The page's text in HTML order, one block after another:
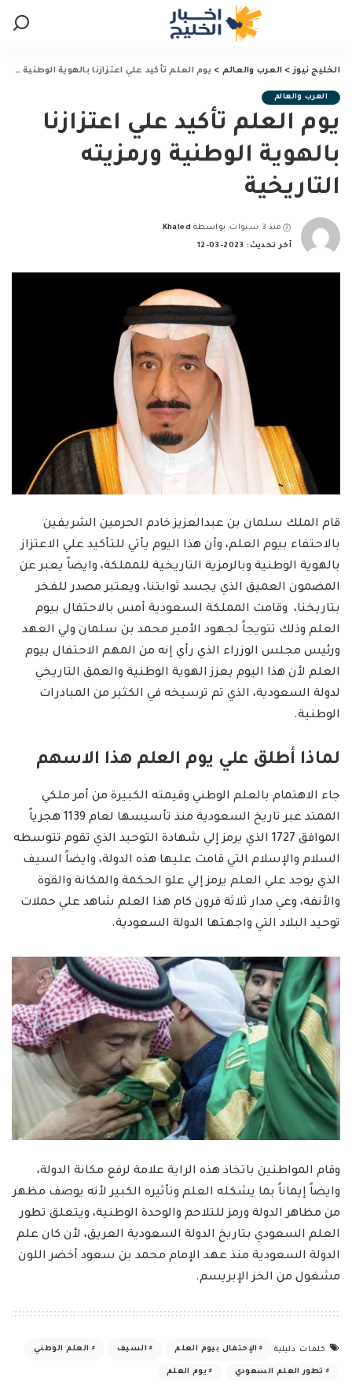
الخليج نيوز> العرب والعالم > يوم العلم تأكيد علي اعتزازنا بالهوية الوطنية ورمزيته التاريخية
العرب والعالم
يوم العلم تأكيد علي اعتزازنا
بالهوية الوطنية ورمزيته
التاريخية
منذ 3 سنوات
Posted
by
بواسطة Khaled
آخر تحديث: 2023-03-12
قام الملك سلمان بن عبدالعزيز خادم الحرمين الشريفين
بالاحتفاء بيوم العلم، وأن هذا اليوم يأتي للتأكيد علي الاعتزاز
بالهوية الوطنية وبالرمزية التاريخية للمملكة، وايضاً يعبر عن
المضمون العميق الذي يجسد ثوابتنا، ويعتبر مصدر للفخر
بتاريخنا، وقامت المملكة السعودية أمس بالاحتفال بيوم
العلم وذلك تتويجاً لجهود الأمير محمد بن سلمان ولي العهد
ورئيس مجلس الوزراء الذي رأي إنه من المهم الاحتفال بيوم
العلم لأن هذا اليوم يعزز الهوية الوطنية والعمق التاريخي
لدولة السعودية، الذي تم ترسيخه في الكثير من المبادرات
الوطنية.
لماذا أطلق علي يوم العلم هذا الاسهم
جاء الاهتمام بالعلم الوطني وقيمته الكبيرة من أمر ملكي
الممتد عبر تاريخ السعودية منذ تأسيسها لعام 1139 هجرياً
الموافق 1727 الذي يرمز إلي شهادة التوحيد الذي تقوم تتوسطه
السلام والإسلام التي قامت عليها هذه الدولة، وايضاً السيف
الذي يوجد علي العلم يرمز إلي علو الحكمة والمكانة والقوة
والأنفة، وعي مدار ثلاثة قرون كام هذا العلم شاهد علي حملات
توحيد البلاد التي واجهتها الدولة السعودية.
وقام المواطنين باتخاذ هذه الراية علامة لرفع مكانة الدولة،
وايضاً إيماناً بما يشكله العلم وتأثيره الكبير لأنه يوصف مظهر
من مظاهر الدولة ورمز للتلاحم والوحدة الوطنية، ويتعلق تطور
العلم السعودي بتاريخ الدولة السعودية العريق، لأن كان علم
الدولة السعودية منذ عهد الإمام محمد بن سعود أخضر اللون
مشغول من الخز الإبريسم.
كلمات دليلية الإحتفال بيوم العلم السيف العلم الوطني
تطور العلم السعودي يوم العلم